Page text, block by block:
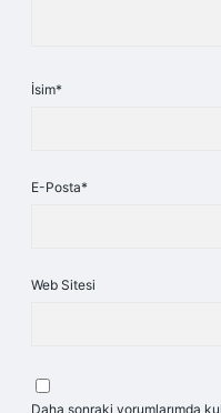
İsim*
E-Posta*
Web Sitesi
Daha sonraki yorumlarımda